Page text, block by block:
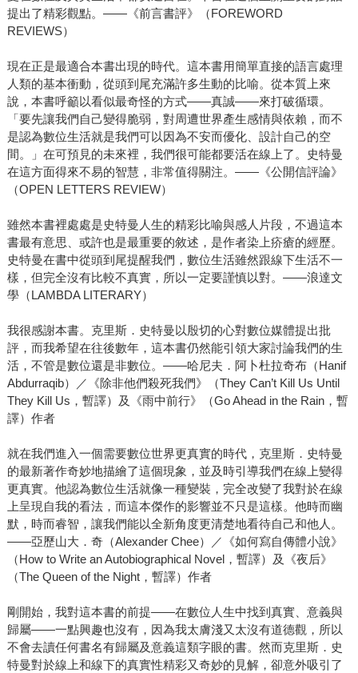
提出了精彩觀點。——《前言書評》（FOREWORD
REVIEWS）
現在正是最適合本書出現的時代。這本書用簡單直接的語言處理
人類的基本衝動，從頭到尾充滿許多生動的比喻。從本質上來
說，本書呼籲以看似最奇怪的方式——真誠——來打破循環。
「要先讓我們自己變得脆弱，對周遭世界產生感情與依賴，而不
是認為數位生活就是我們可以因為不安而優化、設計自己的空
間。」在可預見的未來裡，我們很可能都要活在線上了。史特曼
在這方面得來不易的智慧，非常值得關注。——《公開信評論》
（OPEN LETTERS REVIEW）
雖然本書裡處處是史特曼人生的精彩比喻與感人片段，不過這本
書最有意思、或許也是最重要的敘述，是作者染上疥瘡的經歷。
史特曼在書中從頭到尾提醒我們，數位生活雖然跟線下生活不一
樣，但完全沒有比較不真實，所以一定要謹慎以對。——浪達文
學（LAMBDA LITERARY）
我很感謝本書。克里斯．史特曼以殷切的心對數位媒體提出批
評，而我希望在往後數年，這本書仍然能引領大家討論我們的生
活，不管是數位還是非數位。——哈尼夫．阿卜杜拉奇布（Hanif
Abdurraqib）／《除非他們殺死我們》（They Can’t Kill Us Until
They Kill Us，暫譯）及《雨中前行》（Go Ahead in the Rain，暫
譯）作者
就在我們進入一個需要數位世界更真實的時代，克里斯．史特曼
的最新著作奇妙地描繪了這個現象，並及時引導我們在線上變得
更真實。他認為數位生活就像一種變裝，完全改變了我對於在線
上呈現自我的看法，而這本傑作的影響並不只是這樣。他時而幽
默，時而睿智，讓我們能以全新角度更清楚地看待自己和他人。
——亞歷山大．奇（Alexander Chee）／《如何寫自傳體小說》
（How to Write an Autobiographical Novel，暫譯）及《夜后》
（The Queen of the Night，暫譯）作者
剛開始，我對這本書的前提——在數位人生中找到真實、意義與
歸屬——一點興趣也沒有，因為我太膚淺又太沒有道德觀，所以
不會去讀任何書名有歸屬及意義這類字眼的書。然而克里斯．史
特曼對於線上和線下的真實性精彩又奇妙的見解，卻意外吸引了